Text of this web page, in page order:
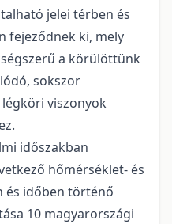
jelei térben és
fejeződnek ki, mely
a körülöttünk
sokszor
viszonyok
időszakban
hőmérséklet- és
és időben történő
10 magyarországi